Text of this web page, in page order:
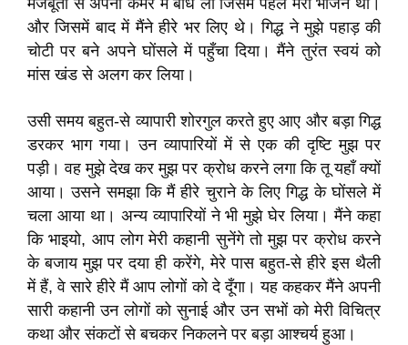
मजबूती से अपनी कमर में बाँध ली जिसमें पहले मेरा भोजन था।
और जिसमें बाद में मैंने हीरे भर लिए थे। गिद्ध ने मुझे पहाड़ की
चोटी पर बने अपने घोंसले में पहुँचा दिया। मैंने तुरंत स्वयं को
मांस खंड से अलग कर लिया।
उसी समय बहुत-से व्यापारी शोरगुल करते हुए आए और बड़ा गिद्ध
डरकर भाग गया। उन व्यापारियों में से एक की दृष्टि मुझ पर
पड़ी। वह मुझे देख कर मुझ पर क्रोध करने लगा कि तू यहाँ क्यों
आया। उसने समझा कि मैं हीरे चुराने के लिए गिद्ध के घोंसले में
चला आया था। अन्य व्यापारियों ने भी मुझे घेर लिया। मैंने कहा
कि भाइयो, आप लोग मेरी कहानी सुनेंगे तो मुझ पर क्रोध करने
के बजाय मुझ पर दया ही करेंगे, मेरे पास बहुत-से हीरे इस थैली
में हैं, वे सारे हीरे मैं आप लोगों को दे दूँगा। यह कहकर मैंने अपनी
सारी कहानी उन लोगों को सुनाई और उन सभों को मेरी विचित्र
कथा और संकटों से बचकर निकलने पर बड़ा आश्चर्य हुआ।